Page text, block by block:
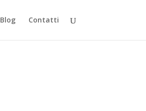
Blog Contatti